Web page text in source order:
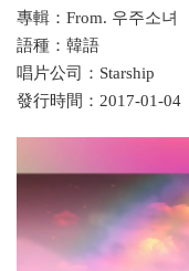
專輯：From. 우주소녀
語種：韓語
唱片公司：Starship
發行時間：2017-01-04